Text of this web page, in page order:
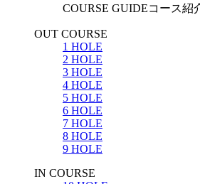
COURSE GUIDEコース紹
OUT COURSE
1 HOLE
2 HOLE
3 HOLE
4 HOLE
5 HOLE
6 HOLE
7 HOLE
8 HOLE
9 HOLE
IN COURSE